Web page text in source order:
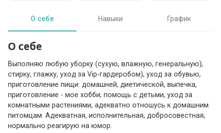
О себе Навыки График
О себе
Выполняю любую уборку (сухую, влажную, генеральную),
стирку, глажку, уход за Vip-гардеробом), уход за обувью,
приготовление пищи: домашней, диетической, выпечка,
приготовление - мое хобби; помощь с детьми, уход за
комнатными растениями, адекватно отношусь к домашним
питомцам. Адекватная, исполнительная, добросовестная,
нормально реагирую на юмор.